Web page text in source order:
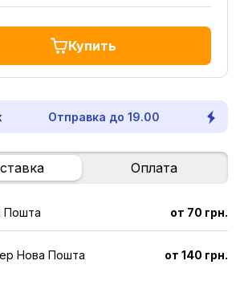
Купить
Отправка до 19.00
Оплата
Пошта от 70 грн.
Нова Пошта от 140 грн.